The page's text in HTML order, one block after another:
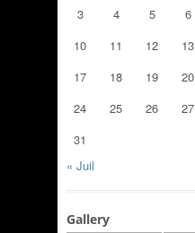
3
4 5 6
10
11 12 13
17
18 19 20
24
25 26 27
31
« Juil
Gallery